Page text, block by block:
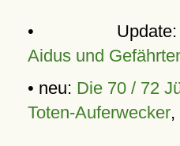
•
Aidus und
• neu: Die 70 / 72
Toten-Auferwecker,